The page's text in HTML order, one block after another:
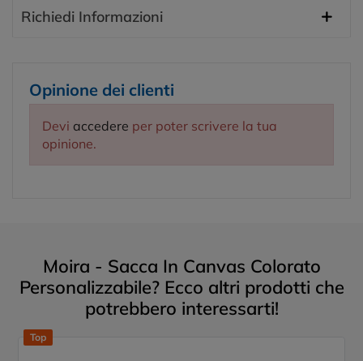
Richiedi Informazioni
Opinione dei clienti
Devi accedere per poter scrivere la tua
opinione.
Moira - Sacca In Canvas Colorato
Personalizzabile? Ecco altri prodotti che
potrebbero interessarti!
Top